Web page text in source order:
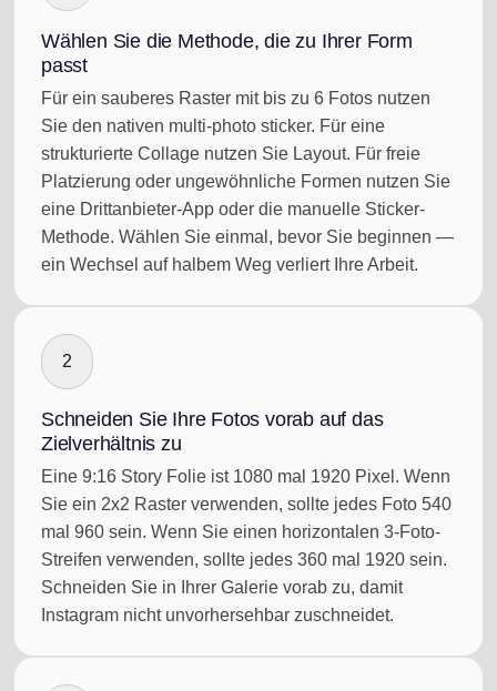
Wählen Sie die Methode, die zu Ihrer Form
passt
Für ein sauberes Raster mit bis zu 6 Fotos nutzen
Sie den nativen multi-photo sticker. Für eine
strukturierte Collage nutzen Sie Layout. Für freie
Platzierung oder ungewöhnliche Formen nutzen Sie
eine Drittanbieter-App oder die manuelle Sticker-
Methode. Wählen Sie einmal, bevor Sie beginnen —
ein Wechsel auf halbem Weg verliert Ihre Arbeit.
2
Schneiden Sie Ihre Fotos vorab auf das
Zielverhältnis zu
Eine 9:16 Story Folie ist 1080 mal 1920 Pixel. Wenn
Sie ein 2x2 Raster verwenden, sollte jedes Foto 540
mal 960 sein. Wenn Sie einen horizontalen 3-Foto-
Streifen verwenden, sollte jedes 360 mal 1920 sein.
Schneiden Sie in Ihrer Galerie vorab zu, damit
Instagram nicht unvorhersehbar zuschneidet.